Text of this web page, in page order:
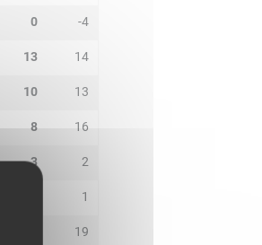
0 -4
13 14
10 13
8 16
3 2
1
19